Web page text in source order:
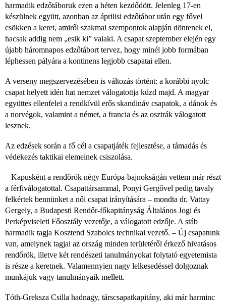
harmadik edzőtáboruk ezen a héten kezdődött. Jelenleg 17-en
készülnek együtt, azonban az áprilisi edzőtábor után egy fővel
csökken a keret, amiről szakmai szempontok alapján döntenek el,
hacsak addig nem „esik ki” valaki. A csapat szeptember elején egy
újabb háromnapos edzőtábort tervez, hogy minél jobb formában
léphessen pályára a kontinens legjobb csapatai ellen.
A verseny megszervezésében is változás történt: a korábbi nyolc
csapat helyett idén hat nemzet válogatottja küzd majd. A magyar
együttes ellenfelei a rendkívül erős skandináv csapatok, a dánok és
a norvégok, valamint a német, a francia és az osztrák válogatott
lesznek.
Az edzések során a fő cél a csapatjáték fejlesztése, a támadás és
védekezés taktikai elemeinek csiszolása.
– Kapusként a rendőrök négy Európa-bajnokságán vettem már részt
a férfiválogatottal. Csapattársammal, Ponyi Gergővel pedig tavaly
felkértek bennünket a női csapat irányítására – mondta dr. Vattay
Gergely, a Budapesti Rendőr-főkapitányság Általános Jogi és
Perképviseleti Főosztály vezetője, a válogatott edzője. A stáb
harmadik tagja Kosztend Szabolcs technikai vezető. – Új csapatunk
van, amelynek tagjai az ország minden területéről érkező hivatásos
rendőrök, illetve két rendészeti tanulmányokat folytató egyetemista
is része a keretnek. Valamennyien nagy lelkesedéssel dolgoznak
munkájuk vagy tanulmányaik mellett.
Tóth-Greksza Csilla hadnagy, társcsapatkapitány, aki már harminc